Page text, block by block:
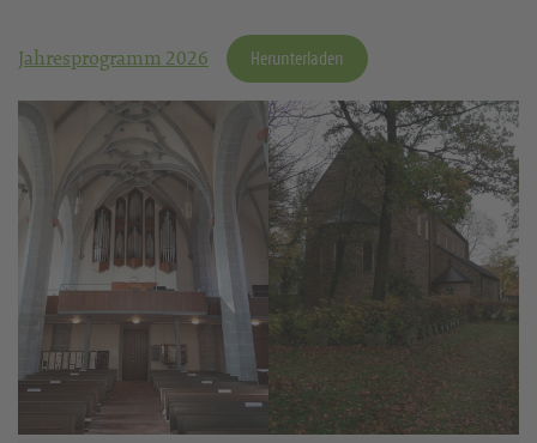
Jahresprogramm 2026 Herunterladen